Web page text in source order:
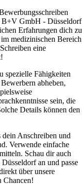
B+V GmbH - Düsseldorf
Erfahrungen dich zu
medizinischen Bereich
eine
spezielle Fähigkeiten
abheben,
sein, die
Details können den
dein Anschreiben und
Verwende einfache
Schau dir auch
an und passe
über unsere
Chancen!